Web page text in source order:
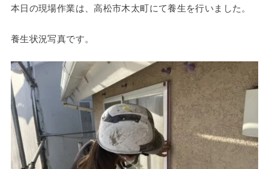
本日の現場作業は、高松市木太町にて養生を行いました。
養生状況写真です。